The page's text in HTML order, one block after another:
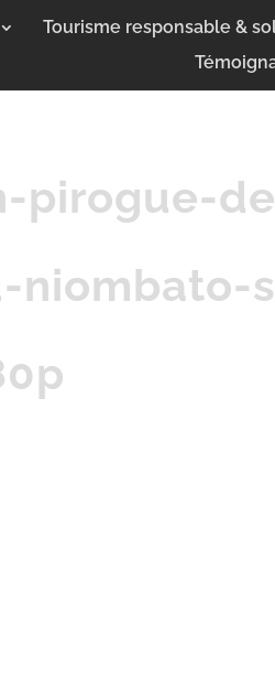
Tourisme responsable &
pirogue-
niombato-